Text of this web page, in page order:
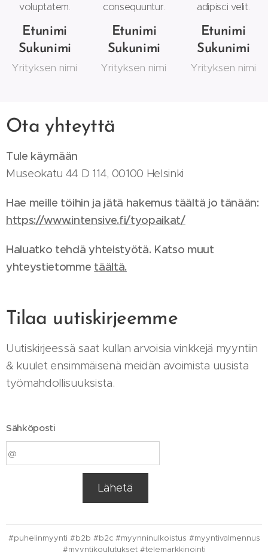
voluptatem.
Etunimi
Sukunimi
Yrityksen nimi
consequuntur.
Etunimi
Sukunimi
Yrityksen nimi
adipisci velit.
Etunimi
Sukunimi
Yrityksen nimi
Ota yhteyttä
Tule käymään
Museokatu 44 D 114, 00100 Helsinki
Hae meille töihin ja jätä hakemus täältä jo tänään:
https://www.intensive.fi/tyopaikat/
Haluatko tehdä yhteistyötä. Katso muut
yhteystietomme täältä.
Tilaa uutiskirjeemme
Uutiskirjeessä saat kullan arvoisia vinkkejä myyntiin
& kuulet ensimmäisenä meidän avoimista uusista
työmahdollisuuksista.
Sähköposti
Lähetä
#puhelinmyynti #b2b #b2c #myynninulkoistus #myyntivalmennus
#myyntikoulutukset #telemarkkinointi